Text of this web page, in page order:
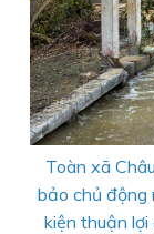
Toàn xã
bảo chủ động
kiện thuận